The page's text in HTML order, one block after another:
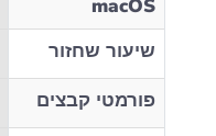
macOS
שיעור שחזור
פורמטי קבצים